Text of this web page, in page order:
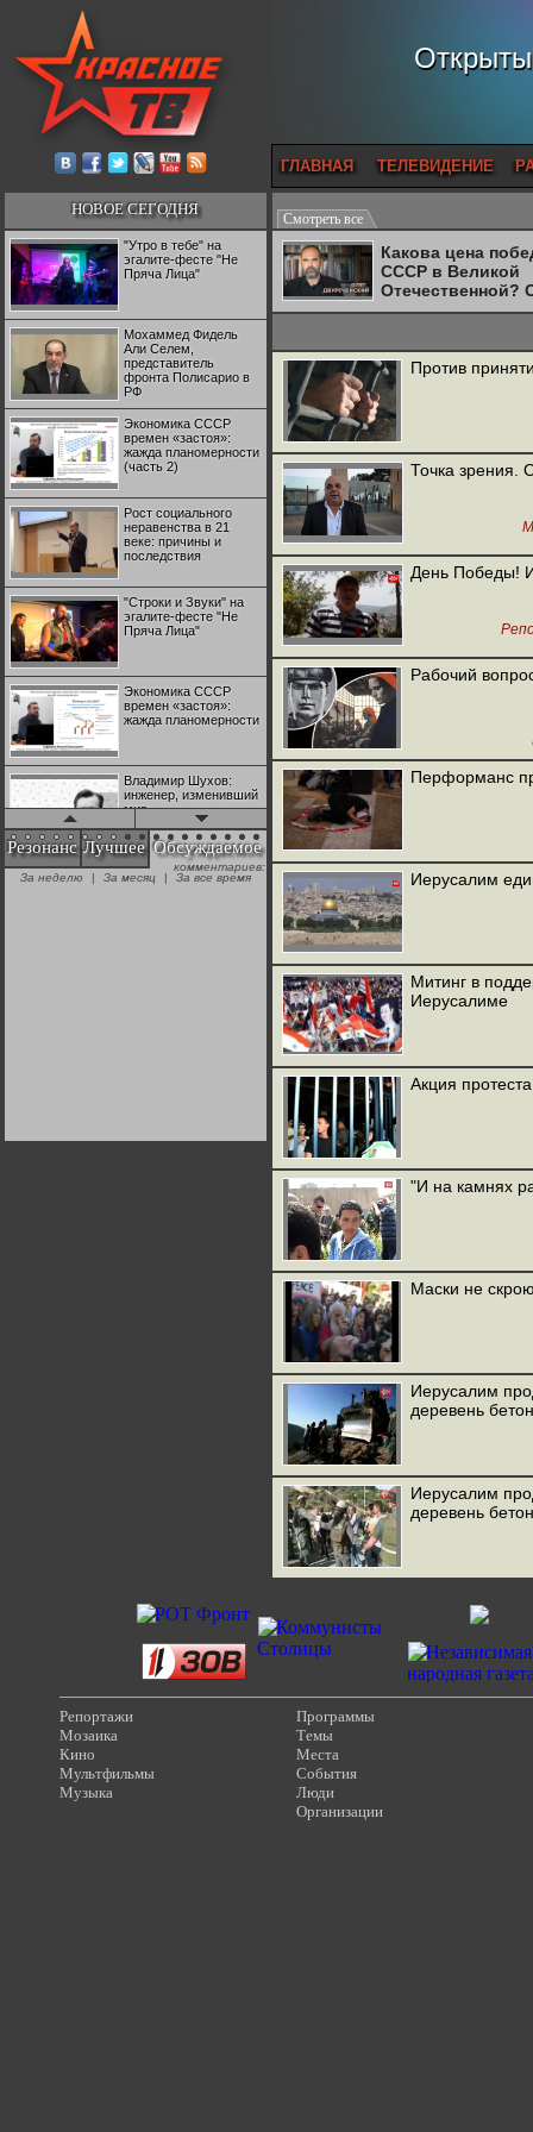
ГЛАВНАЯ ТЕЛЕВИДЕНИЕ
НОВОЕ СЕГОДНЯ
"Утро в тебе" на
эгалите-фесте "Не
Пряча Лица"
Мохаммед Фидель
Али Селем,
представитель
фронта Полисарио в
РФ
Экономика СССР
времен «застоя»:
жажда планомерности
(часть 2)
Рост социального
неравенства в 21
веке: причины и
последствия
"Строки и Звуки" на
эгалите-фесте "Не
Пряча Лица"
Экономика СССР
времен «застоя»:
жажда планомерности
Владимир Шухов:
инженер, изменивший
мир
"Аркадий Коц" на
эгалите-фесте "Не
Резонанс Лучшее Обсуждаемое
комментариев:
За неделю
| За месяц | За все время
Смотреть все
Какова цена
СССР в Великой
Отечественной?
Двуреченский о
Против
Точка зрения.
День Победы!
Рабочий
Перформанс
Иерусалим
Митинг в
Иерусалиме
Акция
"И на камнях
Маски не
Иерусалим
деревень
Иерусалим
деревень
Репортажи
Мозаика
Кино
Мультфильмы
Музыка
Программы
Темы
Места
События
Люди
Организации